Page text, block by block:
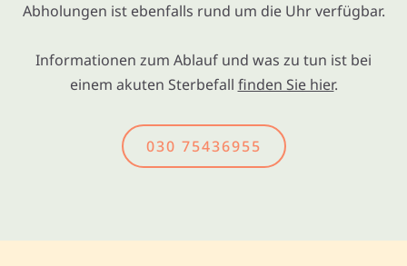
Abholungen ist ebenfalls rund um die Uhr verfügbar.
Informationen zum Ablauf und was zu tun ist bei
einem akuten Sterbefall finden Sie hier.
030 75436955